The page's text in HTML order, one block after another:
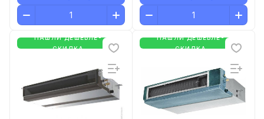
НАШЛИ ДЕШЕВЛЕ-
СКИДКА
НАШЛИ ДЕШЕВЛЕ-
СКИДКА